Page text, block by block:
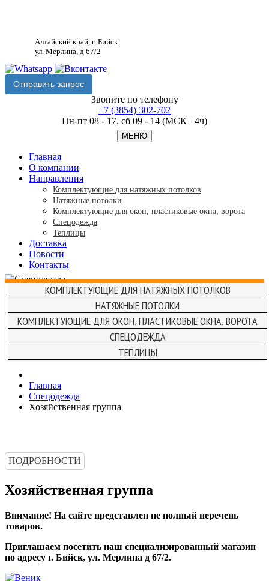
Алтайский край, г. Бийск
ул. Мерлина, д 67/2
Отправить запрос
Звоните по телефону
+7 (3854) 302-702
Пн-пт 08 - 17, сб 09 - 14 (МСК +4ч)
МЕНЮ
Главная
O компании
Направления
Комплектующие для натяжных потолков
Натяжные потолки
Комплектующие для окон, пластиковые окна, ворота
Спецодежда
Теплицы
Доставка
Новости
Контакты
КОМПЛЕКТУЮЩИЕ ДЛЯ НАТЯЖНЫХ ПОТОЛКОВ
НАТЯЖНЫЕ ПОТОЛКИ
КОМПЛЕКТУЮЩИЕ ДЛЯ ОКОН, ПЛАСТИКОВЫЕ ОКНА, ВОРОТА
СПЕЦОДЕЖДА
ТЕПЛИЦЫ
Главная
Спецодежда
Хозяйственная группа
ПОДРОБНОСТИ
Хозяйственная группа
Внимание! На сайте представлен не полный перечень
товаров.
Приглашаем посетить наш специализированный магазин
по адресу г. Бийск, ул. Мерлина д 67/2.